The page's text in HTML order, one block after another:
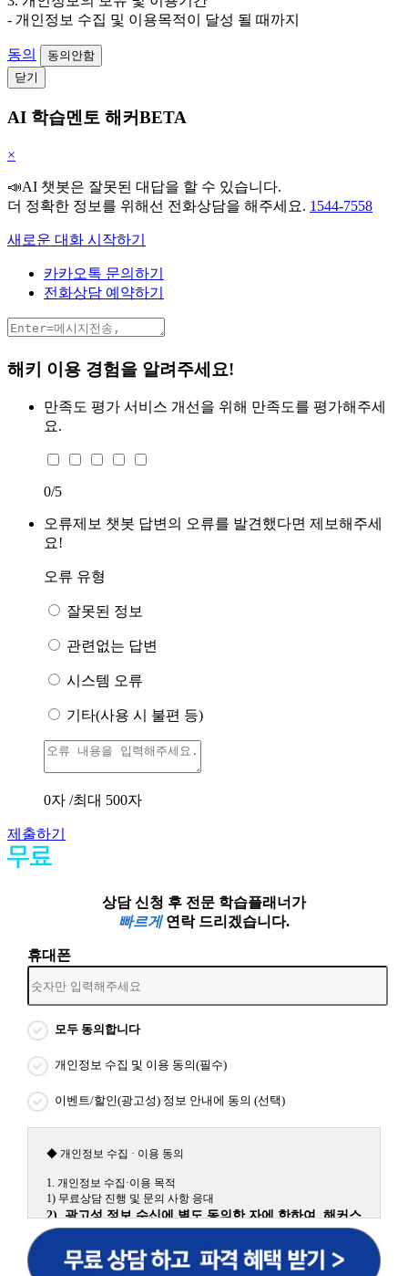
- 개인정보 수집 및 이용목적이 달성 될 때까지
동의
동의안함
닫기
AI 학습멘토 해커BETA
×
📣AI 챗봇은 잘못된 대답을 할 수 있습니다.
더 정확한 정보를 위해선 전화상담을 해주세요. 1544-7558
새로운 대화 시작하기
카카오톡 문의하기
전화상담 예약하기
해키 이용 경험을 알려주세요!
만족도 평가 서비스 개선을 위해 만족도를 평가해주세
요.
0/5
오류제보 챗봇 답변의 오류를 발견했다면 제보해주세
요!
오류 유형
잘못된 정보
관련없는 답변
시스템 오류
기타(사용 시 불편 등)
0자 /최대 500자
제출하기
상담 신청 후 전문 학습플래너가
빠르게연락 드리겠습니다.
휴대폰
모두 동의합니다
개인정보 수집 및 이용 동의(필수)
이벤트/할인(광고성) 정보 안내에 동의 (선택)
◆ 개인정보 수집 · 이용 동의
1. 개인정보 수집·이용 목적
1) 무료상담 진행 및 문의 사항 응대
2) 광고성 정보 수신에 별도 동의한 자에 한하여 해커스
원격평생교육원을 비롯한 해커스 교육그룹의 새로운 서
비스 신상품이나 이벤트, 최신 정보 안내 등 신청자의 취
향에 맞는 최적의 서비스를 제공하기 위함.